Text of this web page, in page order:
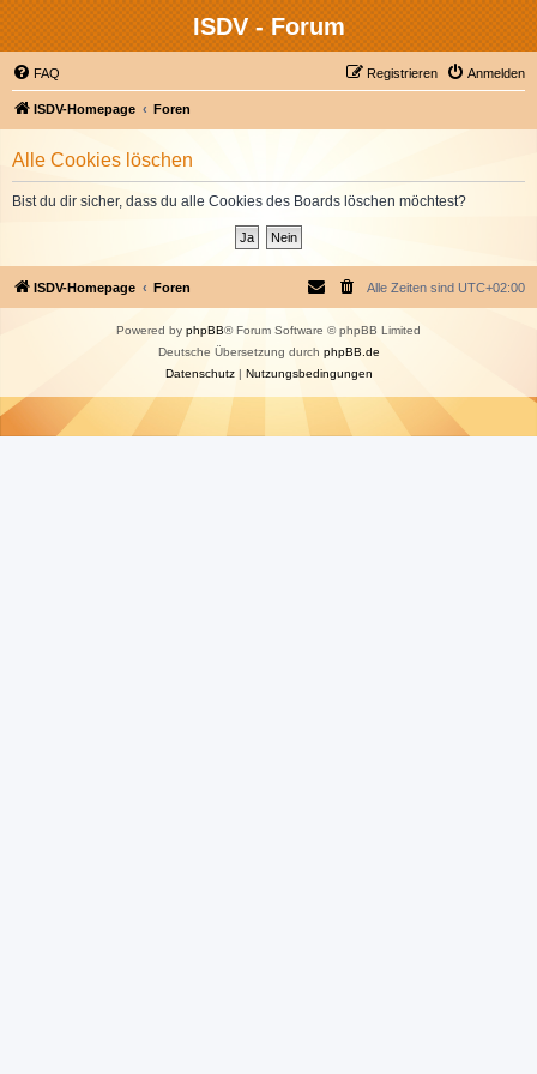
ISDV - Forum
FAQ Anmelden
Registrieren
ISDV-Homepage Foren
Alle Cookies löschen
Bist du dir sicher, dass du alle Cookies des Boards löschen möchtest?
ISDV-Homepage Foren Alle Zeiten sind UTC+02:00
Powered by phpBB® Forum Software © phpBB Limited
Deutsche Übersetzung durch phpBB.de
Datenschutz| Nutzungsbedingungen